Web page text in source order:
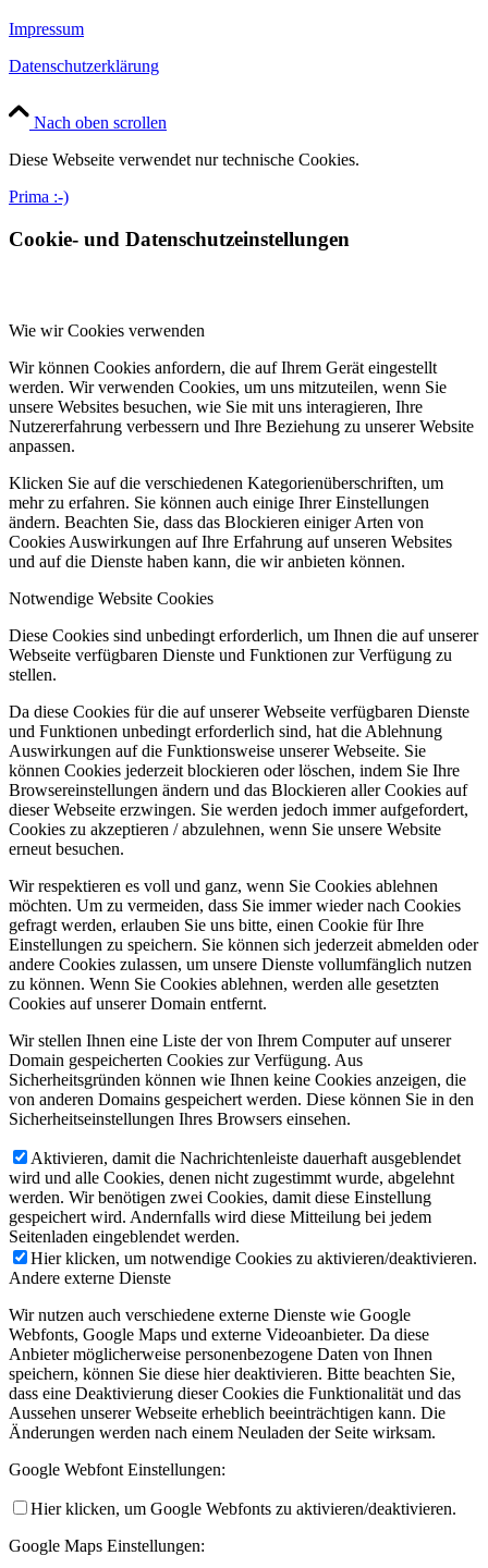
Impressum
Datenschutzerklärung
Nach oben scrollen
Diese Webseite verwendet nur technische Cookies.
Prima :-)
Cookie- und Datenschutzeinstellungen
Wie wir Cookies verwenden
Wir können Cookies anfordern, die auf Ihrem Gerät eingestellt
werden. Wir verwenden Cookies, um uns mitzuteilen, wenn Sie
unsere Websites besuchen, wie Sie mit uns interagieren, Ihre
Nutzererfahrung verbessern und Ihre Beziehung zu unserer Website
anpassen.
Klicken Sie auf die verschiedenen Kategorienüberschriften, um
mehr zu erfahren. Sie können auch einige Ihrer Einstellungen
ändern. Beachten Sie, dass das Blockieren einiger Arten von
Cookies Auswirkungen auf Ihre Erfahrung auf unseren Websites
und auf die Dienste haben kann, die wir anbieten können.
Notwendige Website Cookies
Diese Cookies sind unbedingt erforderlich, um Ihnen die auf unserer
Webseite verfügbaren Dienste und Funktionen zur Verfügung zu
stellen.
Da diese Cookies für die auf unserer Webseite verfügbaren Dienste
und Funktionen unbedingt erforderlich sind, hat die Ablehnung
Auswirkungen auf die Funktionsweise unserer Webseite. Sie
können Cookies jederzeit blockieren oder löschen, indem Sie Ihre
Browsereinstellungen ändern und das Blockieren aller Cookies auf
dieser Webseite erzwingen. Sie werden jedoch immer aufgefordert,
Cookies zu akzeptieren / abzulehnen, wenn Sie unsere Website
erneut besuchen.
Wir respektieren es voll und ganz, wenn Sie Cookies ablehnen
möchten. Um zu vermeiden, dass Sie immer wieder nach Cookies
gefragt werden, erlauben Sie uns bitte, einen Cookie für Ihre
Einstellungen zu speichern. Sie können sich jederzeit abmelden oder
andere Cookies zulassen, um unsere Dienste vollumfänglich nutzen
zu können. Wenn Sie Cookies ablehnen, werden alle gesetzten
Cookies auf unserer Domain entfernt.
Wir stellen Ihnen eine Liste der von Ihrem Computer auf unserer
Domain gespeicherten Cookies zur Verfügung. Aus
Sicherheitsgründen können wie Ihnen keine Cookies anzeigen, die
von anderen Domains gespeichert werden. Diese können Sie in den
Sicherheitseinstellungen Ihres Browsers einsehen.
Aktivieren, damit die Nachrichtenleiste dauerhaft ausgeblendet
wird und alle Cookies, denen nicht zugestimmt wurde, abgelehnt
werden. Wir benötigen zwei Cookies, damit diese Einstellung
gespeichert wird. Andernfalls wird diese Mitteilung bei jedem
Seitenladen eingeblendet werden.
Hier klicken, um notwendige Cookies zu aktivieren/deaktivieren.
Andere externe Dienste
Wir nutzen auch verschiedene externe Dienste wie Google
Webfonts, Google Maps und externe Videoanbieter. Da diese
Anbieter möglicherweise personenbezogene Daten von Ihnen
speichern, können Sie diese hier deaktivieren. Bitte beachten Sie,
dass eine Deaktivierung dieser Cookies die Funktionalität und das
Aussehen unserer Webseite erheblich beeinträchtigen kann. Die
Änderungen werden nach einem Neuladen der Seite wirksam.
Google Webfont Einstellungen:
Hier klicken, um Google Webfonts zu aktivieren/deaktivieren.
Google Maps Einstellungen: